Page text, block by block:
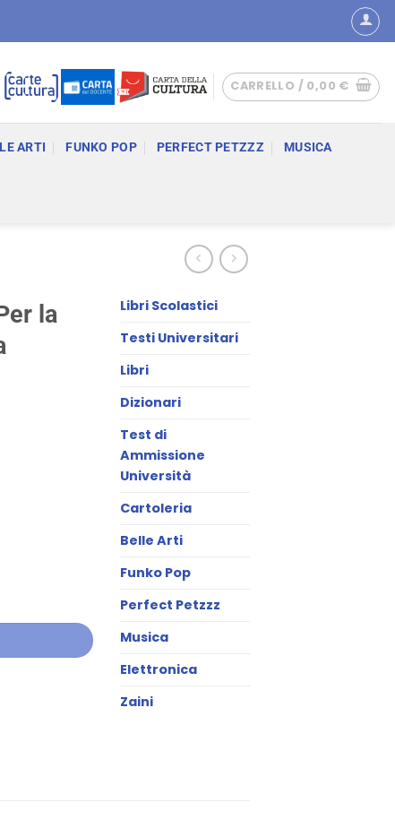
CARRELLO / 0,00 €
ARTI FUNKO POP PERFECT PETZZZ MUSICA
la
Libri Scolastici
Testi Universitari
Libri
Dizionari
Test di
Ammissione
Università
Cartoleria
Belle Arti
Funko Pop
Perfect Petzzz
Musica
Elettronica
Zaini